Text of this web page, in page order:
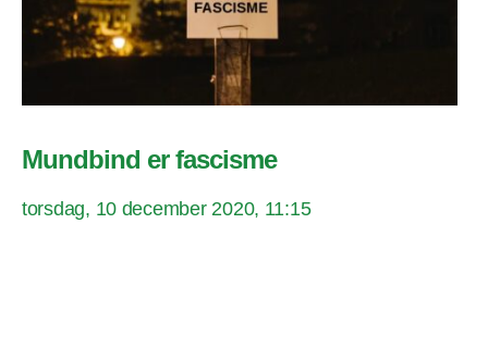
Mundbind er fascisme
torsdag, 10 december 2020, 11:15